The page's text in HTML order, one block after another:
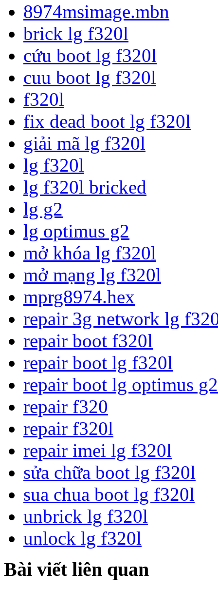
8974msimage.mbn
brick lg f320l
cứu boot lg f320l
cuu boot lg f320l
f320l
fix dead boot lg f320l
giải mã lg f320l
lg f320l
lg f320l bricked
lg g2
lg optimus g2
mở khóa lg f320l
mở mạng lg f320l
mprg8974.hex
repair 3g network lg
repair boot f320l
repair boot lg f320l
repair boot lg optimus g2
repair f320
repair f320l
repair imei lg f320l
sửa chữa boot lg f320l
sua chua boot lg f320l
unbrick lg f320l
unlock lg f320l
Bài viết liên quan